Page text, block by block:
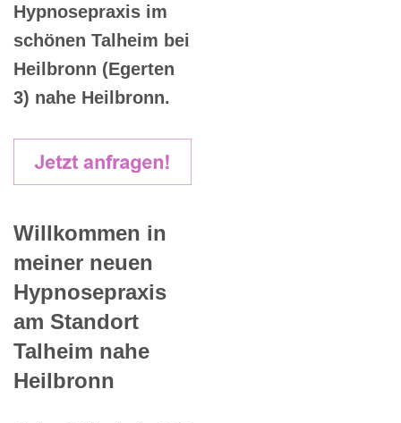
Hypnosepraxis im
schönen Talheim bei
Heilbronn (Egerten
3) nahe Heilbronn.
Willkommen in
meiner neuen
Hypnosepraxis
am Standort
Talheim nahe
Heilbronn